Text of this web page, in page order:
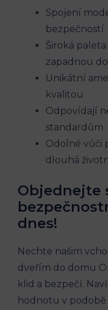
Spojení
bezpečností
Široká
zapadnou
Unikátní
kvalitou
Odpovídají
standardům
Odolné vůči
dlouhá
Objednejte
dnes!
Nechte našim
dveřím do domu
klid a bezpečí.
hodnotu v